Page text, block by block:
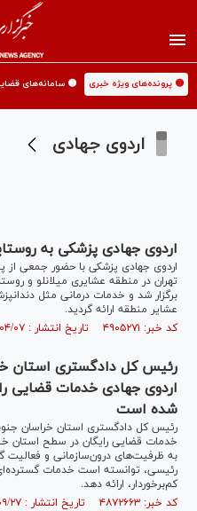
🟡 پرونده‌های ویژه خبری 🟡 سامانه‌های
اردوی جهادی
اردوی جهادی پزشکی به
اردوی جهادی پزشکی با حضور جمعی از
تهران در منطقه عشایری میلانلو و
برگزار شد و خدمات درمانی مثل
عشایر منطقه ارائه گردید.
کد خبر: ۴۹۰۵۲۷۱ تاریخ انتشار : ۱۴۰۵/۰۴/۰۷
اردوی جهادی خدمات قضایی
شده است
رئیس کل دادگستری استان خراسان
خدمات قضایی رایگان در سطح استان
به ظرفیت‌های درون‌سازمانی و فعالیت
رئیسی، توانسته است خدمات گسترده‌ای
کم‌برخوردار، ارائه دهد.
کد خبر: ۴۸۷۲۶۶۳ تاریخ انتشار : ۱۴۰۴/۰۹/۲۷